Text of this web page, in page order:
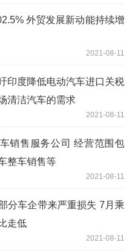
外贸发展新动能持续增
2021-08-11
印度降低电动汽车进口关税
清洁汽车的需求
2021-08-11
销售服务公司 经营范围包
整车销售等
2021-08-11
分车企带来严重损失 7月乘
走低
2021-08-11